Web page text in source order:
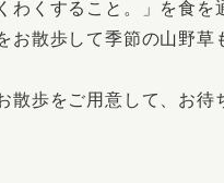
くすること。」を食を
散歩して季節の山野草
歩をご用意して、お待